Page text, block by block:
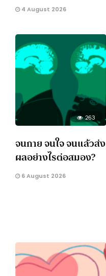
4 August 2026
263
จนกาย จนใจ จนแล้วส่ง
ผลอย่างไรต่อสมอง?
6 August 2026